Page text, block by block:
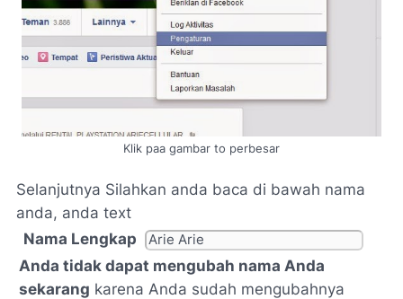
Klik paa gambar to perbesar
Selanjutnya Silahkan anda baca di bawah nama
anda, anda text
Nama Lengkap
Anda tidak dapat mengubah nama Anda
sekarang karena Anda sudah mengubahnya